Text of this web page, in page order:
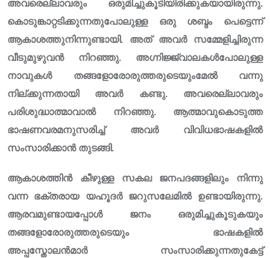
അവരെല്ലാവരും ഒരുമിച്ചുകൂടിയിരിക്കുകയായിരുന്നു.
കൊടുങ്കാറ്റടിക്കുന്നതുപോലുള്ള ഒരു ശബ്ദം പെട്ടെന്ന്
ആകാശത്തുനിന്നുണ്ടായി. അത് അവർ സമ്മേളിച്ചിരുന്ന
വീടുമുഴുവൻ നിറഞ്ഞു. അഗ്നിജ്ജ്വാലകൾപോലുള്ള
നാവുകൾ തങ്ങളോരോരുത്തരുടെയുംമേൽ വന്നു
നില്ക്കുന്നതായി അവർ കണ്ടു. അവരെല്ലാവരും
പരിശുദ്ധാത്മാവാൽ നിറഞ്ഞു. ആത്മാവുകൊടുത്ത
ഭാഷണവരമനുസരിച്ച് അവർ വിവിധഭാഷകളിൽ
സംസാരിക്കാൻ തുടങ്ങി.
ആകാശത്തിൻ കീഴുള്ള സകല ജനപദങ്ങളിലും നിന്നു
വന്ന ഭക്ത‌രായ യഹൂദർ ജറുസലേമിൽ ഉണ്ടായിരുന്നു.
ആരവമുണ്ടായപ്പോൾ ജനം ഒരുമിച്ചുകൂടുകയും
തങ്ങളോരോരുത്തരുടെയും ഭാഷകളിൽ
അപ്പസ്തോലൻമാർ സംസാരിക്കുന്നതുകേട്ട്